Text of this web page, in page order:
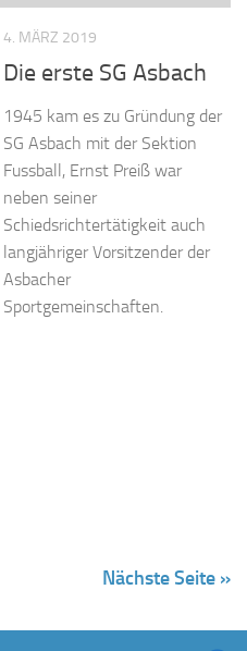
4. MÄRZ 2019
Die erste SG Asbach
1945 kam es zu Gründung der
SG Asbach mit der Sektion
Fussball, Ernst Preiß war
neben seiner
Schiedsrichtertätigkeit auch
langjähriger Vorsitzender der
Asbacher
Sportgemeinschaften.
Nächste Seite »